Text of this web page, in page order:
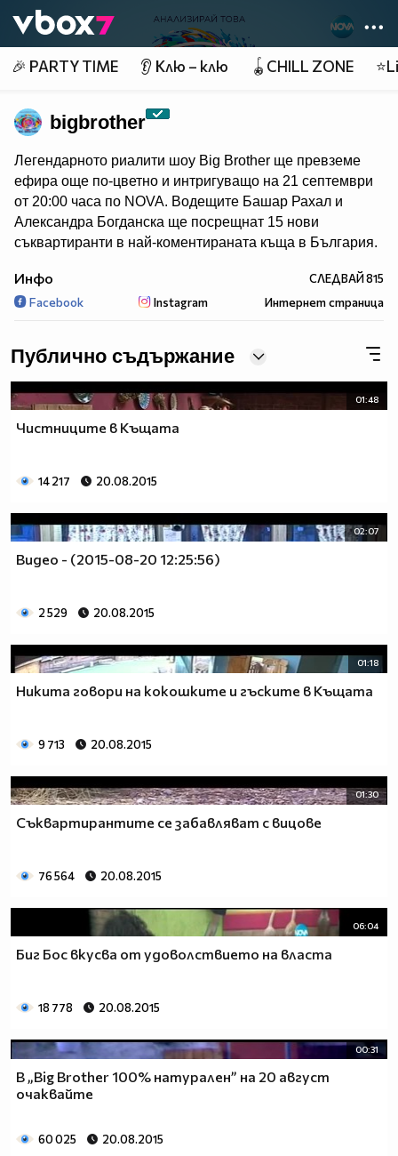
👾
🎉 PARTY TIME 👂 Клю – клю 🪀CHILL ZONE
bigbrother
Легендарното риалити шоу Big Brother ще превземе
ефира още по-цветно и интригуващо на 21 септември
от 20:00 часа по NOVA. Водещите Башар Рахал и
Александра Богданска ще посрещнат 15 нови
съквартиранти в най-коментираната къща в България.
Инфо СЛЕДВАЙ815
Facebook Instagram Интернет страница
Публично съдържание
01:48
Чистниците в Къщата
14 217 20.08.2015
02:07
Видео - (2015-08-20 12:25:56)
2 529 20.08.2015
01:18
Никита говори на кокошките и гъските в Къщата
9 713 20.08.2015
01:30
Съквартирантите се забавляват с вицове
76 564 20.08.2015
06:04
Биг Бос вкусва от удоволствието на власта
18 778 20.08.2015
00:31
В „Big Brother 100% натурален” на 20 август
очаквайте
60 025 20.08.2015